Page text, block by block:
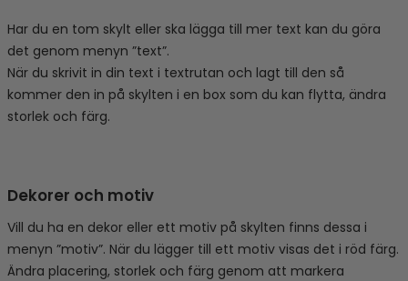
Har du en tom skylt eller ska lägga till mer text kan du göra
det genom menyn ”text”.
När du skrivit in din text i textrutan och lagt till den så
kommer den in på skylten i en box som du kan flytta, ändra
storlek och färg.
Dekorer och motiv
Vill du ha en dekor eller ett motiv på skylten finns dessa i
menyn ”motiv”. När du lägger till ett motiv visas det i röd färg.
Ändra placering, storlek och färg genom att markera